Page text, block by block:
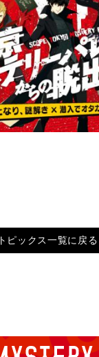
トピックス一覧に戻る